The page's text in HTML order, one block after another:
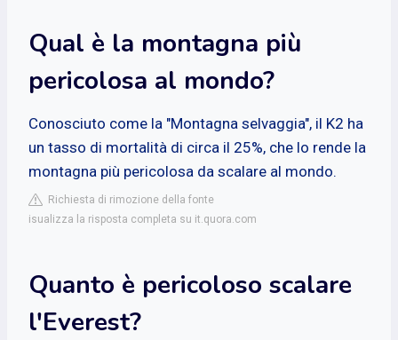
Qual è la montagna più
pericolosa al mondo?
Conosciuto come la "Montagna selvaggia", il K2 ha
un tasso di mortalità di circa il 25%, che lo rende la
montagna più pericolosa da scalare al mondo.
Richiesta di rimozione della fonte
isualizza la risposta completa su it.quora.com
Quanto è pericoloso scalare
l'Everest?